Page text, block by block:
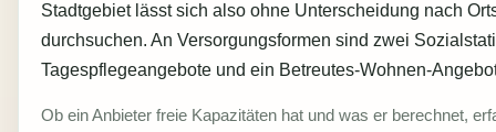
Stadtgebiet lässt sich also ohne Unterscheidung nach
durchsuchen. An Versorgungsformen sind zwei
Tagespflegeangebote und ein Betreutes-Wohnen-
Ob ein Anbieter freie Kapazitäten hat und was er berechnet,